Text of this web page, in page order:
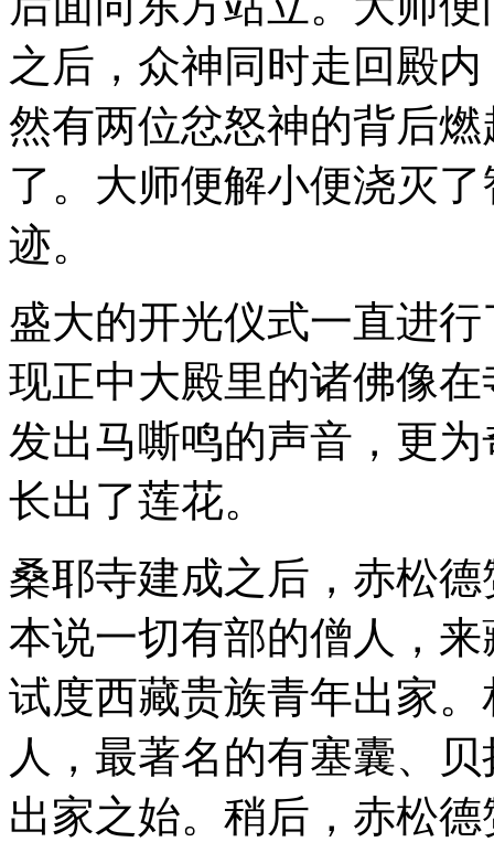
之后，众神同时走回殿
然有两位忿怒神的背后
了。大师便解小便浇灭
迹。
盛大的开光仪式一直进
现正中大殿里的诸佛像
发出马嘶鸣的声音，更
长出了莲花。
桑耶寺建成之后，赤松
本说一切有部的僧人，
试度西藏贵族青年出家
人，最著名的有塞囊、
出家之始。稍后，赤松